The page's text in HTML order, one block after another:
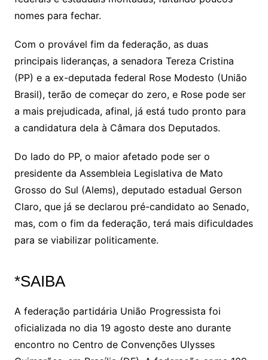
nomes para fechar.
Com o provável fim da federação, as duas
principais lideranças, a senadora Tereza Cristina
(PP) e a ex-deputada federal Rose Modesto (União
Brasil), terão de começar do zero, e Rose pode ser
a mais prejudicada, afinal, já está tudo pronto para
a candidatura dela à Câmara dos Deputados.
Do lado do PP, o maior afetado pode ser o
presidente da Assembleia Legislativa de Mato
Grosso do Sul (Alems), deputado estadual Gerson
Claro, que já se declarou pré-candidato ao Senado,
mas, com o fim da federação, terá mais dificuldades
para se viabilizar politicamente.
*SAIBA
A federação partidária União Progressista foi
oficializada no dia 19 agosto deste ano durante
encontro no Centro de Convenções Ulysses